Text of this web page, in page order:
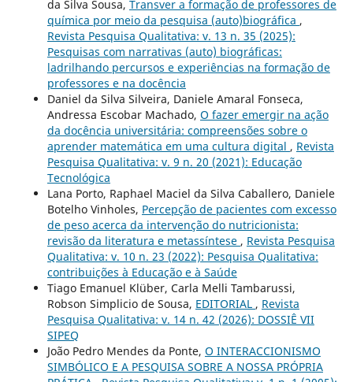
da Silva Sousa, Transver a formação de professores de
química por meio da pesquisa (auto)biográfica ,
Revista Pesquisa Qualitativa: v. 13 n. 35 (2025):
Pesquisas com narrativas (auto) biográficas:
ladrilhando percursos e experiências na formação de
professores e na docência
Daniel da Silva Silveira, Daniele Amaral Fonseca,
Andressa Escobar Machado, O fazer emergir na ação
da docência universitária: compreensões sobre o
aprender matemática em uma cultura digital , Revista
Pesquisa Qualitativa: v. 9 n. 20 (2021): Educação
Tecnológica
Lana Porto, Raphael Maciel da Silva Caballero, Daniele
Botelho Vinholes, Percepção de pacientes com excesso
de peso acerca da intervenção do nutricionista:
revisão da literatura e metassíntese , Revista Pesquisa
Qualitativa: v. 10 n. 23 (2022): Pesquisa Qualitativa:
contribuições à Educação e à Saúde
Tiago Emanuel Klüber, Carla Melli Tambarussi,
Robson Simplicio de Sousa, EDITORIAL , Revista
Pesquisa Qualitativa: v. 14 n. 42 (2026): DOSSIÊ VII
SIPEQ
João Pedro Mendes da Ponte, O INTERACCIONISMO
SIMBÓLICO E A PESQUISA SOBRE A NOSSA PRÓPRIA